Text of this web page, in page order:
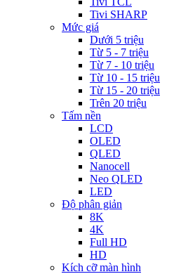
Tivi SHARP
Mức giá
Dưới 5 triệu
Từ 5 - 7 triệu
Từ 7 - 10 triệu
Từ 10 - 15 triệu
Từ 15 - 20 triệu
Trên 20 triệu
Tấm nền
LCD
OLED
QLED
Nanocell
Neo QLED
LED
Độ phân giản
8K
4K
Full HD
HD
Kích cỡ màn hình